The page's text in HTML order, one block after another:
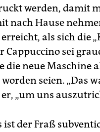
werden, damit
nach Hause
als sich die
Cappuccino sei
die neue Maschine
seien. „Das
„um uns
ist der Fraß